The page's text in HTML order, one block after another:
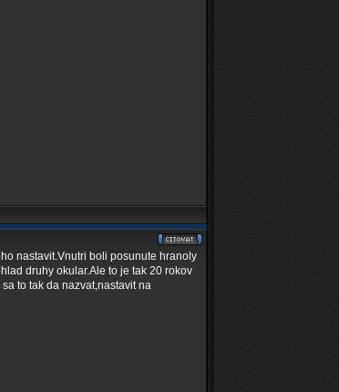
nastavit.Vnutri boli posunute hranoly
druhy okular.Ale to je tak 20 rokov
to tak da nazvat,nastavit na